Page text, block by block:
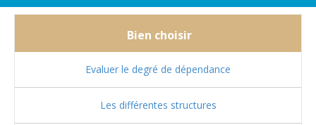
Bien choisir
Evaluer le degré de dépendance
Les différentes structures